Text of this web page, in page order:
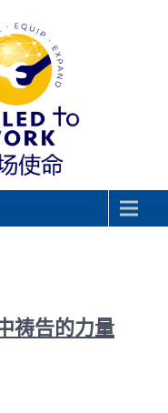
祷告的力量